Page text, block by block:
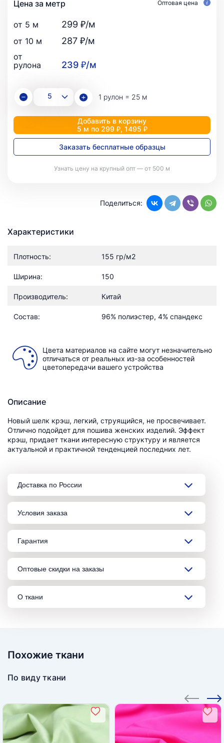
Цена за метр Оптовая цена
от 5 м 299 ₽/м
от 10 м 287 ₽/м
от
рулона
239 ₽/м
1 рулон = 25 м
Добавить в корзину
5 м по 299 ₽, 1495 ₽
Заказать бесплатные образцы
Узнать цену на крупный опт — от 500 м
Поделиться:
Характеристики
Плотность: 155 гр/м2
Ширина: 150
Производитель: Китай
Состав: 96% полиэстер, 4% спандекс
Цвета материалов на сайте могут незначительно
отличаться от реальных из-за особенностей
цветопередачи вашего устройства
Описание
Новый шелк крэш, легкий, струящийся, не просвечивает.
Отлично подойдет для пошива женских изделий. Эффект
крэш, придает ткани интересную структуру и является
актуальной и практичной тенденцией последних лет.
Доставка по России
Условия заказа
Гарантия
Оптовые скидки на заказы
О ткани
Похожие ткани
По виду ткани